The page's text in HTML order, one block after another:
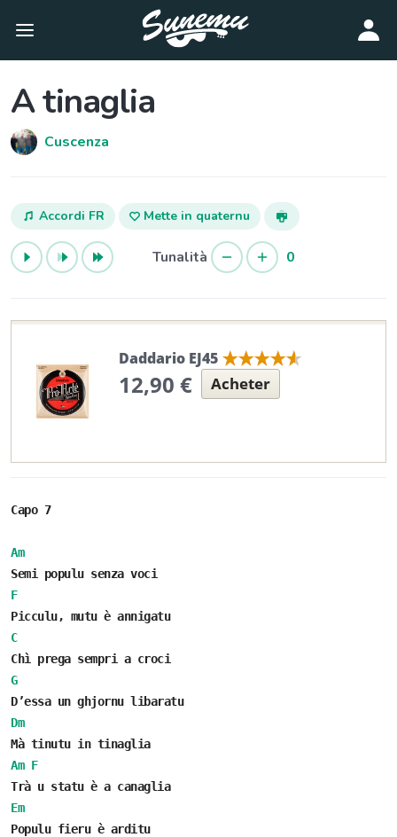
A tinaglia
Cuscenza
Accordi FR Mette in quaternu
Tunalità 0
Daddario EJ45
12,90 € Acheter
Capo 7
Am
Semi populu senza voci
F
Picculu, mutu è annigatu
C
Chì prega sempri a croci
G
D’essa un ghjornu libaratu
Dm
Mà tinutu in tinaglia
Am F
Trà u statu è a canaglia
Em
Populu fieru è arditu